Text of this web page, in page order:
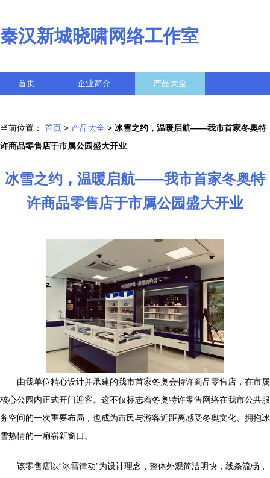
秦汉新城晓啸网络工作室
首页 企业简介 产品大全
当前位置： 首页 > 产品大全 > 冰雪之约，温暖启航——我市首家冬奥特
许商品零售店于市属公园盛大开业
冰雪之约，温暖启航——我市首家冬奥特
许商品零售店于市属公园盛大开业
由我单位精心设计并承建的我市首家冬奥会特许商品零售店，在市属
核心公园内正式开门迎客。这不仅标志着冬奥特许零售网络在我市公共服
务空间的一次重要布局，也成为市民与游客近距离感受冬奥文化、拥抱冰
雪热情的一扇崭新窗口。
该零售店以“冰雪律动”为设计理念，整体外观简洁明快，线条流畅，